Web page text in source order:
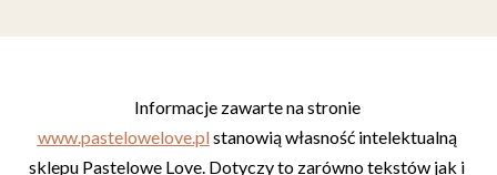
Informacje zawarte na stronie
www.pastelowelove.pl stanowią własność intelektualną
sklepu Pastelowe Love. Dotyczy to zarówno tekstów jak i